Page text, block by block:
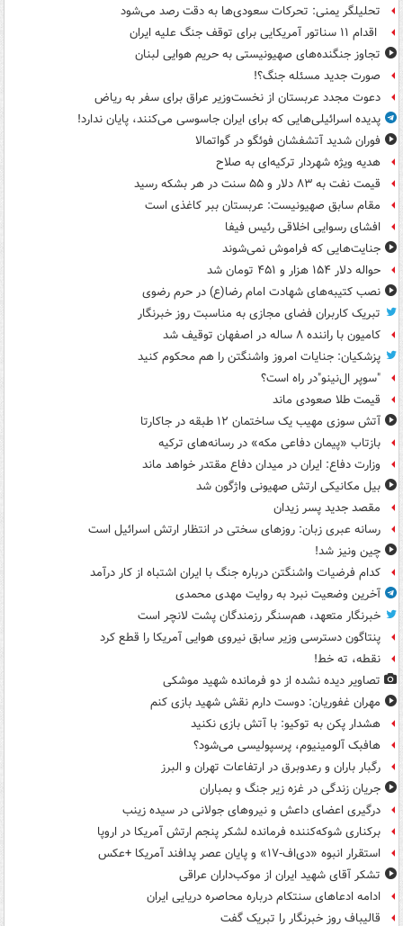
تحلیلگر یمنی: تحرکات سعودی‌ها به دقت رصد می‌شود
اقدام ۱۱ سناتور آمریکایی برای توقف جنگ علیه ایران
تجاوز جنگنده‌های صهیونیستی به حریم هوایی لبنان
صورت جدید مسئله جنگ؟!
دعوت مجدد عربستان از نخست‌وزیر عراق برای سفر به ریاض
پدیده اسرائیلی‌هایی که برای ایران جاسوسی می‌کنند، پایان ندارد!
فوران شدید آتشفشان فوئگو در گواتمالا
هدیه ویژه شهردار ترکیه‌ای به صلاح
قیمت نفت به ۸۳ دلار و ۵۵ سنت در هر بشکه رسید
مقام سابق صهیونیست: عربستان ببر کاغذی است
افشای رسوایی اخلاقی رئیس فیفا
جنایت‌هایی که فراموش نمی‌شوند
حواله دلار ۱۵۴ هزار و ۴۵۱ تومان شد
نصب کتیبه‌های شهادت امام رضا(ع) در حرم رضوی
تبریک کاربران فضای مجازی به مناسبت روز خبرنگار
کامیون با راننده ۸ ساله در اصفهان توقیف شد
پزشکیان: جنایات امروز واشنگتن را هم محکوم کنید
"سوپر ال‌نینو"در راه است؟
قیمت طلا صعودی ماند
آتش سوزی مهیب یک ساختمان ۱۲ طبقه در جاکارتا
بازتاب «پیمان دفاعی مکه» در رسانه‌های ترکیه
وزارت دفاع: ایران در میدان دفاع مقتدر خواهد ماند
بیل مکانیکی ارتش صهیونی واژگون شد
مقصد جدید پسر زیدان
رسانه عبری زبان: روزهای سختی در انتظار ارتش اسرائیل است
چین ونیز شد!
کدام فرضیات واشنگتن درباره جنگ با ایران اشتباه از کار درآمد
آخرین وضعیت نبرد به روایت مهدی محمدی
خبرنگار متعهد، هم‌سنگر رزمندگان پشت لانچر است
پنتاگون دسترسی وزیر سابق نیروی هوایی آمریکا را قطع کرد
نقطه، ته خط!
تصاویر دیده‌ نشده از دو فرمانده شهید موشکی
مهران غفوریان: دوست دارم نقش شهید بازی کنم
هشدار پکن به توکیو: با آتش بازی نکنید
هافبک آلومینیوم، پرسپولیسی می‌شود؟
رگبار باران و رعدوبرق در ارتفاعات تهران و البرز
جریان زندگی در غزه زیر جنگ و بمباران
درگیری اعضای داعش و نیروهای جولانی در سیده زینب
برکناری شوکه‌کننده فرمانده لشکر پنجم ارتش آمریکا در اروپا
استقرار انبوه «دی‌اف‑۱۷» و پایان عصر پدافند آمریکا +عکس
تشکر آقای شهید ایران از موکب‌داران عراقی
ادامه ادعاهای سنتکام درباره محاصره دریایی ایران
قالیباف روز خبرنگار را تبریک گفت